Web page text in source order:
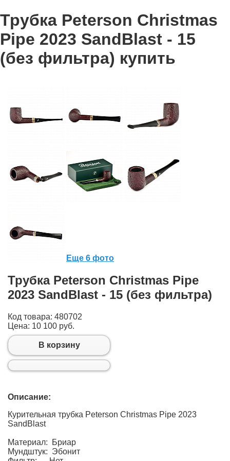
Трубка Peterson Christmas
Pipe 2023 SandBlast - 15
(без фильтра) купить
Еще 6 фото
Трубка Peterson Christmas Pipe
2023 SandBlast - 15 (без фильтра)
Код товара: 480702
Цена: 10 100 руб.
В корзину
Описание:
Курительная трубка Peterson Christmas Pipe 2023
SandBlast
Материал: Бриар
Мундштук: Эбонит